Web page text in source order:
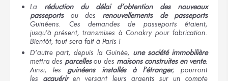
La réduction du délaid’obtention des nouveaux
passeports
ou des renouvellements
de passeports
Guinéens. Ces demandes de passeports étaient,
jusqu’à présent, transmises à Conakry pour fabrication.
Bientôt,tout sera faità Paris !
D’autre part, depuis la Guinée, une sociétéimmobilière
mettrades parcelles ou des maisonsconstruites en vente.
Ainsi,les guinéensinstallés à l’étranger, pourront
les acquérir en versant leurs argents sur un compte